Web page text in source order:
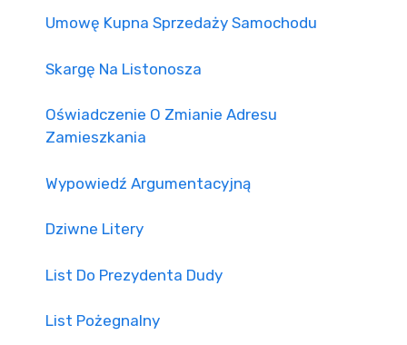
Umowę Kupna Sprzedaży Samochodu
Skargę Na Listonosza
Oświadczenie O Zmianie Adresu
Zamieszkania
Wypowiedź Argumentacyjną
Dziwne Litery
List Do Prezydenta Dudy
List Pożegnalny